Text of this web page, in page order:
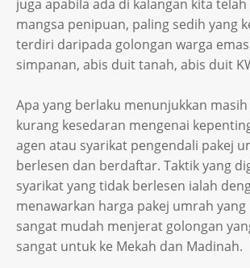
juga apabila ada di kalangan kita
mangsa penipuan, paling sedih yang
terdiri daripada golongan warga
simpanan, abis duit tanah, abis duit
Apa yang berlaku menunjukkan
kurang kesedaran mengenai
agen atau syarikat pengendali pakej
berlesen dan berdaftar. Taktik yang
syarikat yang tidak berlesen ialah
menawarkan harga pakej umrah
sangat mudah menjerat golongan
sangat untuk ke Mekah dan Madinah.